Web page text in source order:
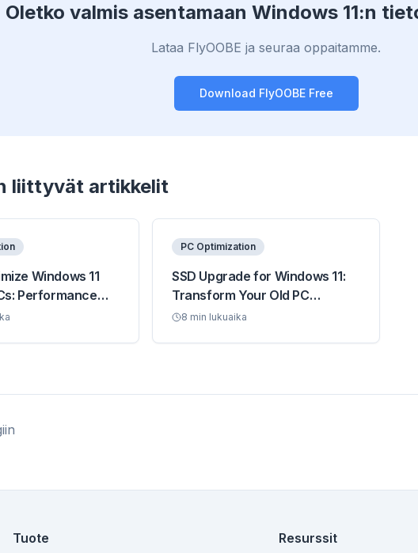
Oletko valmis asentamaan Windows 11:n
Lataa FlyOOBE ja seuraa oppaitamme.
Download FlyOOBE Free
liittyvät artikkelit
Windows 11
Performance
PC Optimization
SSD Upgrade for Windows 11:
Transform Your Old PC
Performance
8 min lukuaika
Tuote Resurssit